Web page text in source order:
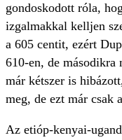
gondoskodott róla,
izgalmakkal kelljen
a 605 centit, ezért
610-en, de
már kétszer is
meg, de ezt már csak
Az etióp-kenyai-